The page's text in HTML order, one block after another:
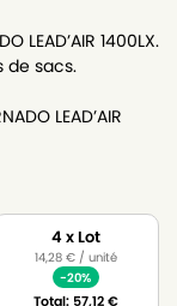
LEAD’AIR 1400LX.
de sacs.
LEAD’AIR
4 x Lot
14,28 €/ unité
-20%
Total: 57,12€